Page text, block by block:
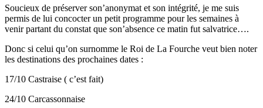
Soucieux de préserver son’anonymat et son intégrité, je me suis
permis de lui concocter un petit programme pour les semaines à
venir partant du constat que son’absence ce matin fut salvatrice….
Donc si celui qu’on surnomme le Roi de La Fourche veut bien noter
les destinations des prochaines dates :
17/10 Castraise ( c’est fait)
24/10 Carcassonnaise